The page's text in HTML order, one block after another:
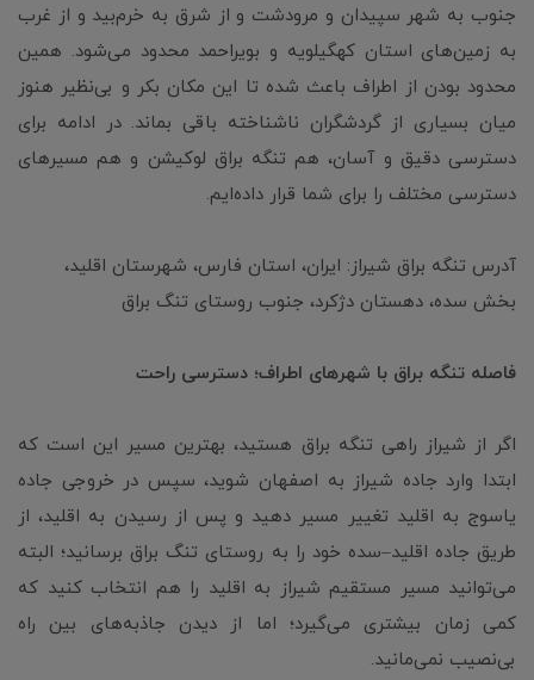
جنوب به شهر سپیدان و مرودشت و از شرق به خرم‌بید و از غرب
به زمین‌های استان کهگیلویه و بویراحمد محدود می‌شود. همین
محدود بودن از اطراف باعث شده تا این مکان بکر و بی‌نظیر هنوز
میان بسیاری از گردشگران ناشناخته باقی بماند. در ادامه برای
دسترسی دقیق و آسان، هم تنگه براق لوکیشن و هم مسیرهای
دسترسی مختلف را برای شما قرار داده‌ایم.
آدرس تنگه براق شیراز: ایران، استان فارس، شهرستان اقلید،
بخش سده، دهستان دژکرد، جنوب روستای تنگ براق
فاصله تنگه براق با شهرهای اطراف؛ دسترسی راحت
اگر از شیراز راهی تنگه براق هستید، بهترین مسیر این است که
ابتدا وارد جاده شیراز به اصفهان شوید، سپس در خروجی جاده
یاسوج به اقلید تغییر مسیر دهید و پس از رسیدن به اقلید، از
طریق جاده اقلید–سده خود را به روستای تنگ براق برسانید؛ البته
می‌توانید مسیر مستقیم شیراز به اقلید را هم انتخاب کنید که
کمی زمان بیشتری می‌گیرد؛ اما از دیدن جاذبه‌های بین راه
بی‌نصیب نمی‌مانید.